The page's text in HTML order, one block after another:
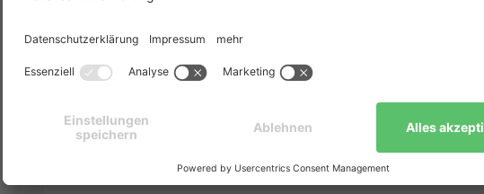
Hilfetext
Ihre Hauptheizung erwärmt werden. Unbeheizte Keller
oder Dachböden werden nicht berücksichtigt.